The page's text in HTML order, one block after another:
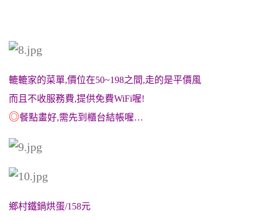
轆轆家的菜單,價位在50~198之間,走的是平價風
而且不收服務費,提供免費WiFi喔!
◎餐點畫好,需先到櫃台結帳喔…
鄉村鐵鍋烘蛋/158元